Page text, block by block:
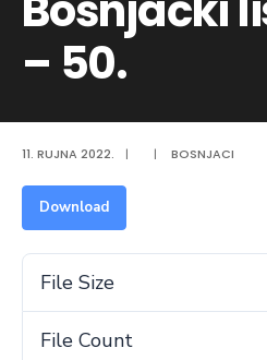
– 50.
11. RUJNA 2022. | | BOSNJACI
Download
File Size
File Count